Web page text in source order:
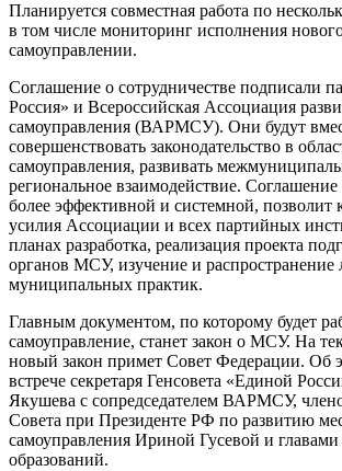
Планируется совместная работа по
в том числе мониторинг исполнения
самоуправлении.
Соглашение о сотрудничестве подписали
Россия» и Всероссийская Ассоциация
самоуправления (ВАРМСУ). Они будут
совершенствовать законодательство в
самоуправления, развивать
региональное взаимодействие. Соглашение
более эффективной и системной, позволит
усилия Ассоциации и всех партийных
планах разработка, реализация проекта
органов МСУ, изучение и
муниципальных практик.
Главным документом, по которому будет
самоуправление, станет закон о МСУ. На
новый закон примет Совет Федерации. Об
встрече секретаря Генсовета «Единой
Якушева с сопредседателем ВАРМСУ,
Совета при Президенте РФ по развитию
самоуправления Ириной Гусевой и
образований.